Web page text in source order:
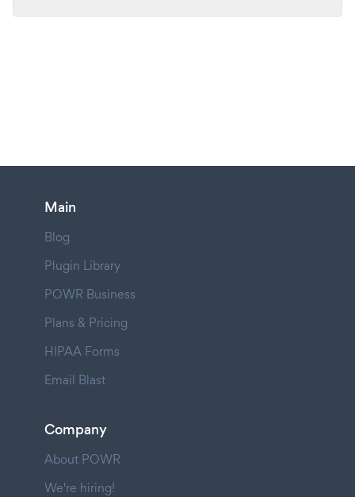
Main
Blog
Plugin Library
POWR Business
Plans & Pricing
HIPAA Forms
Email Blast
Company
About POWR
We're hiring!